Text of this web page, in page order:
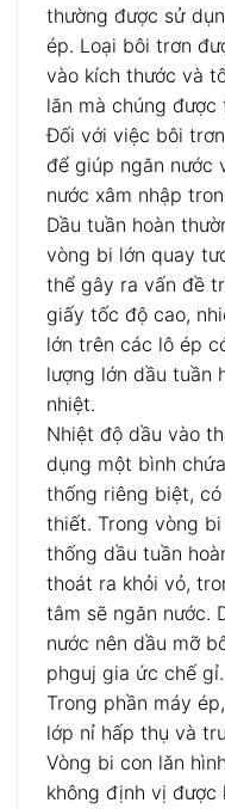
thường được sử
ép. Loại bôi trơn
vào kích thước và
lăn mà chúng được
Đối với việc bôi
để giúp ngăn nước
nước xâm nhập
Dầu tuần hoàn
vòng bi lớn quay
thể gây ra vấn đề
giấy tốc độ cao,
lớn trên các lô ép
lượng lớn dầu tuần
nhiệt.
Nhiệt độ dầu vào
dụng một bình
thống riêng biệt,
thiết. Trong vòng
thống dầu tuần
thoát ra khỏi vỏ,
tâm sẽ ngăn nước.
nước nên dầu mỡ
phguj gia ức chế gỉ.
Trong phần máy
lớp nỉ hấp thụ và
Vòng bi con lăn
không định vị được